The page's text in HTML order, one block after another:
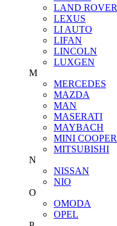
LAND ROVER
LEXUS
LI AUTO
LIFAN
LINCOLN
LUXGEN
M
MERCEDES
MAZDA
MAN
MASERATI
MAYBACH
MINI COOPER
MITSUBISHI
N
NISSAN
NIO
O
OMODA
OPEL